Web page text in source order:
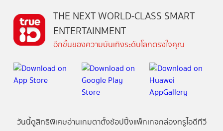
THE NEXT WORLD-CLASS SMART
ENTERTAINMENT
อีกขั้นของความบันเทิงระดับโลกตรงใจคุณ
วันนี้ดูสิทธิพิเศษอ่านเกมตาตั้งช้อปปิ้งแพ็กเกจกล่องทรูไอดีทีวี